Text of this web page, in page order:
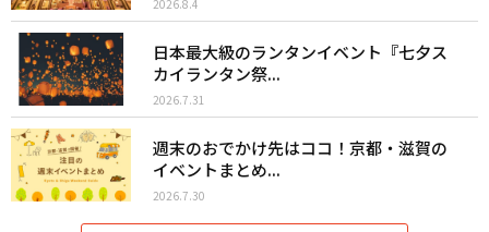
2026.8.4
日本最大級のランタンイベント『七夕ス
カイランタン祭...
2026.7.31
週末のおでかけ先はココ！京都・滋賀の
イベントまとめ...
2026.7.30